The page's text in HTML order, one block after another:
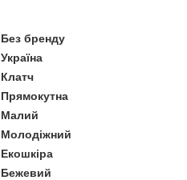
Без бренду
Україна
Клатч
Прямокутна
Малий
Молодіжний
Екошкіра
Бежевий